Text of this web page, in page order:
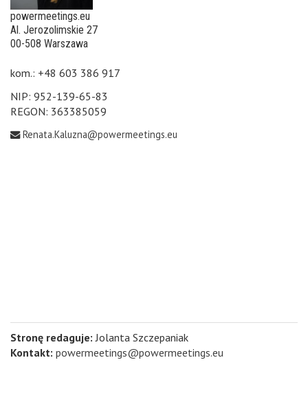
powermeetings.eu
Al. Jerozolimskie 27
00-508 Warszawa
kom.: +48 603 386 917
NIP: 952-139-65-83
REGON: 363385059
Renata.Kaluzna@powermeetings.eu
Stronę redaguje: Jolanta Szczepaniak
Kontakt: powermeetings@powermeetings.eu